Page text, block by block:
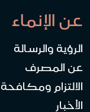
عن الإنماء
الرؤية والرسالة
عن المصرف
الالتزام ومكافحة
الأخبار